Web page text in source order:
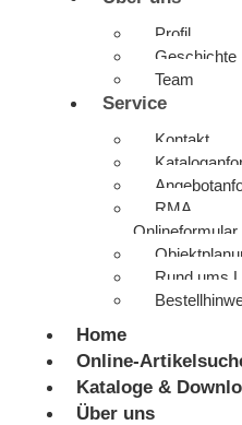
Profil
Geschichte
Team
Service
Kontakt
RMA
Onlineformular
Rund ums
Home
Online-
Kataloge &
Über uns